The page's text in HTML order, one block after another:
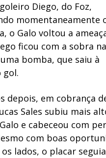
Diego, do Foz,
momentaneamente
o Galo voltou a
ficou com a sobra
bomba, que saiu à
gol.
depois, em cobrança
Sales subiu mais
e cabeceou com
com boas
lados, o placar seguia